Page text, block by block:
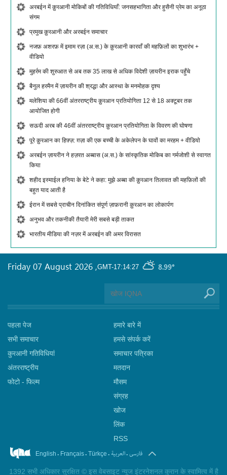
अरबईन में क़ुरआनी मोकिबों की गतिविधियाँ: जनसहभागिता और हुसैनी प्रेम का अनूठा
संगम
प्रमुख क़ुरआनी और अरबईन समाचार
नजफ़ अशरफ़ में इमाम रज़ा (अ.स.) के क़ुरआनी कारवाँ की महफ़िलों का शुभारंभ +
वीडियो
मुहर्रम की शुरुआत से अब तक 35 लाख से अधिक विदेशी ज़ायरीन इराक पहुँचे
बैनुल हरमैन में ज़ायरीन की श्रद्धा और आस्था के मनमोहक दृश्य
मलेशिया की 66वीं अंतरराष्ट्रीय क़ुरआन प्रतियोगिता 12 से 18 अक्टूबर तक
आयोजित होगी
सऊदी अरब की 46वीं अंतरराष्ट्रीय क़ुरआन प्रतियोगिता के विवरण की घोषणा
पूरे क़ुरआन का हिफ़्ज़: ग़ज़ा की एक बच्ची के अकेलेपन के घावों का मरहम + वीडियो
अरबईन ज़ायरीन ने हज़रत अब्बास (अ.स.) के सांस्कृतिक मोकिब का गर्मजोशी से स्वागत
किया
शहीद इस्माईल हनिया के बेटे ने कहा: मुझे अब्बा की क़ुरआन तिलावत की महफ़िलों की
बहुत याद आती है
ईरान में सबसे प्राचीन दिनांकित संपूर्ण ज़ाफ़रानी क़ुरआन का लोकार्पण
अनुभव और तकनीकी तैयारी मेरी सबसे बड़ी ताकत
भारतीय मीडिया की नज़र में अरबईन की अमर विरासत
GMT-17:14:27 8.99°
Friday 07 August 2026 ,
पहला पेज
सभी समाचार
कुरआनी गतिविधियां
अंतरराष्ट्रीय
फोटो - फिल्म
हमारे बारे में
हमसे संपर्क करें
समाचार पत्रिका
मतदान
मौसम
संग्रह
खोज
लिंक
RSS
English . Français. Türkçe . العربیة.فارسی
1392 सभी अधिकार सुरक्षित © इस वेबसाइट न्यूज इंटरनेशनल कुरान के स्वामित्व में है